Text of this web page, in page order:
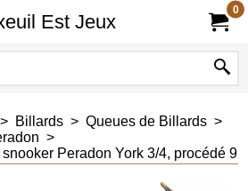
Est Jeux
0
> Billards > Queues de Billards >
>
Peradon York 3/4, procédé